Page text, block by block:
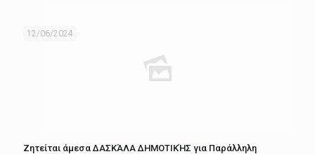
12/06/2024
Ζητείται άμεσα ΔΑΣΚΆΛΑ ΔΗΜΟΤΙΚΉΣ για Παράλληλη